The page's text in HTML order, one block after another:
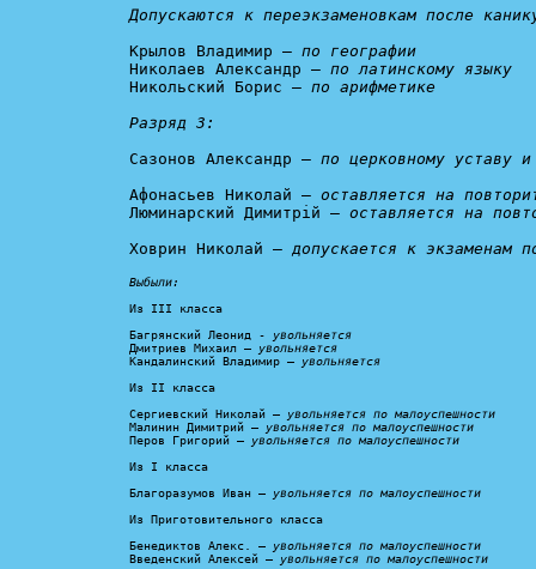
Допускаются к переэкзаменовкам после
Крылов Владимир – по географии
Николаев Александр – по латинскому языку
Никольский Борис – по арифметике
Разряд 3:
Сазонов Александр – по церковному уставу
Афонасьев Николай – оставляется на
Люминарский Димитрій – оставляется на
Ховрин Николай – допускается к экзаменам
Выбыли:
Из III класса
Багрянский Леонид - увольняется
Дмитриев Михаил – увольняется
Кандалинский Владимир – увольняется
Из II класса
Сергиевский Николай – увольняется по малоуспешности
Малинин Димитрий – увольняется по малоуспешности
Перов Григорий – увольняется по малоуспешности
Из I класса
Благоразумов Иван – увольняется по малоуспешности
Из Приготовительного класса
Бенедиктов Алекс. – увольняется по малоуспешности
Введенский Алексей – увольняется по малоуспешности